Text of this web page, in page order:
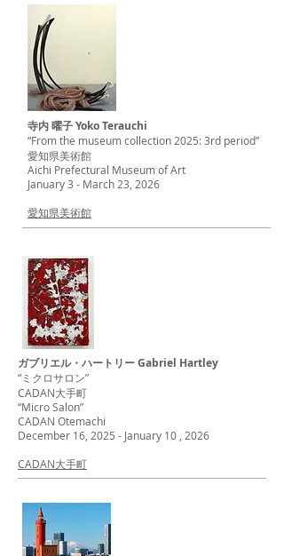
寺内 曜子 Yoko Terauchi
“From the museum collection 2025: 3rd period”
愛知県美術館
Aichi Prefectural Museum of Art
January 3 - March 23, 2026
愛知県美術館
ガブリエル・ハートリー Gabriel Hartley
“ミクロサロン”
CADAN大手町
“Micro Salon”
CADAN Otemachi
December 16, 2025 - January 10 , 2026
CADAN大手町